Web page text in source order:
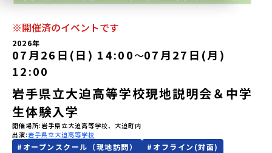
奨学金について
？ イベント参加方法
会員登録
※開催済のイベントです
2026年
07月26日(日) 14:00〜07月27日(月)
12:00
岩手県立大迫高等学校現地説明会＆中学
生体験入学
開催場所 岩手県立大迫高等学校、大迫町内
出演 岩手県立大迫高等学校
#オープンスクール（現地訪問） #オフライン(対面)